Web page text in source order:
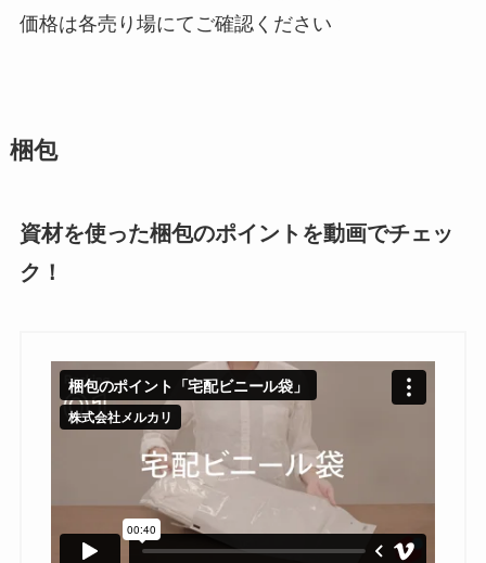
価格は各売り場にてご確認ください
梱包
資材を使った梱包のポイントを動画でチェッ
ク！